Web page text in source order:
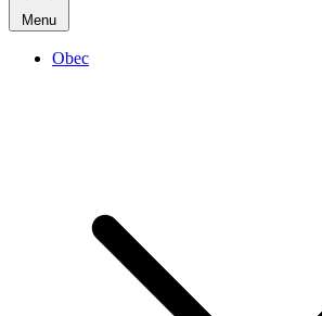
Menu
Obec